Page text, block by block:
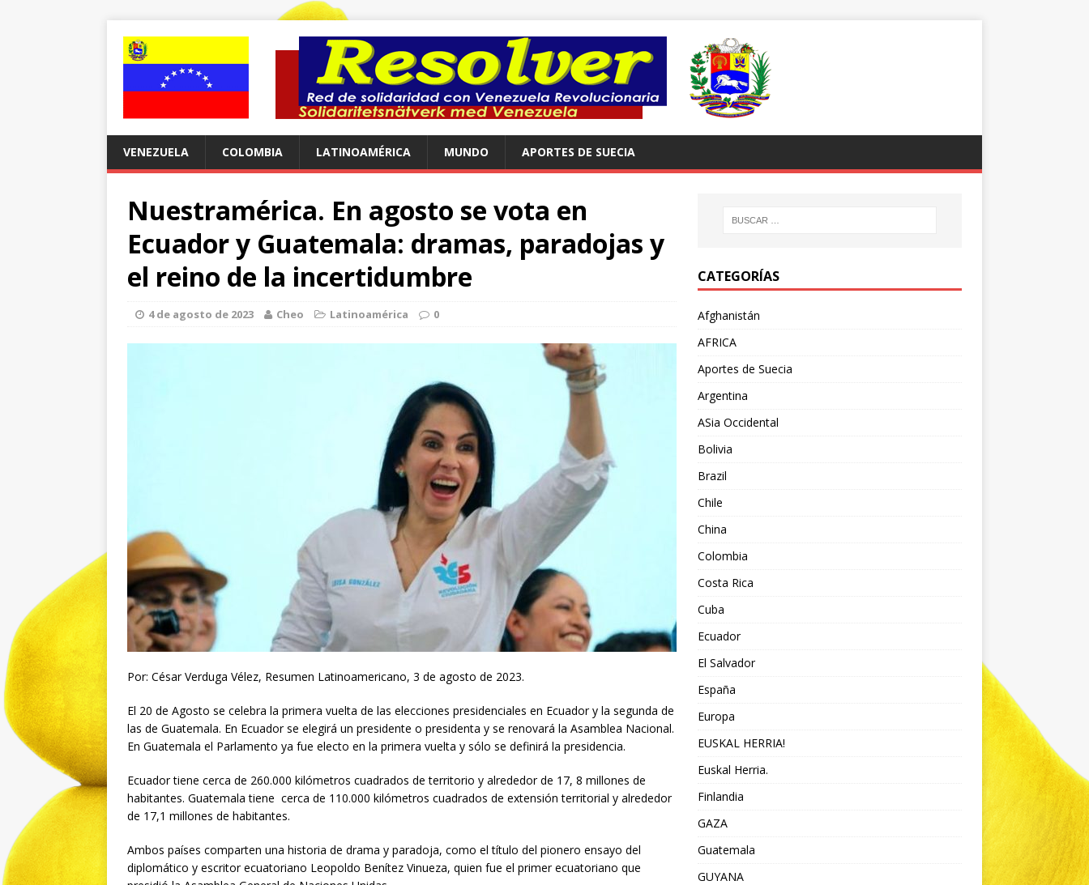
VENEZUELA COLOMBIA LATINOAMÉRICA MUNDO APORTES DE SUECIA
Nuestramérica. En agosto se vota en
Ecuador y Guatemala: dramas, paradojas y
el reino de la incertidumbre
4 de agosto de 2023 Cheo Latinoamérica 0
Por: César Verduga Vélez, Resumen Latinoamericano, 3 de agosto de 2023.
El 20 de Agosto se celebra la primera vuelta de las elecciones presidenciales en Ecuador y la segunda de
las de Guatemala. En Ecuador se elegirá un presidente o presidenta y se renovará la Asamblea Nacional.
En Guatemala el Parlamento ya fue electo en la primera vuelta y sólo se definirá la presidencia.
Ecuador tiene cerca de 260.000 kilómetros cuadrados de territorio y alrededor de 17, 8 millones de
habitantes. Guatemala tiene cerca de 110.000 kilómetros cuadrados de extensión territorial y alrededor
de 17,1 millones de habitantes.
Ambos países comparten una historia de drama y paradoja, como el título del pionero ensayo del
diplomático y escritor ecuatoriano Leopoldo Benítez Vinueza, quien fue el primer ecuatoriano que
CATEGORÍAS
Afghanistán
AFRICA
Aportes de Suecia
Argentina
ASia Occidental
Bolivia
Brazil
Chile
China
Colombia
Costa Rica
Cuba
Ecuador
El Salvador
España
Europa
EUSKAL HERRIA!
Euskal Herria.
Finlandia
GAZA
Guatemala
GUYANA